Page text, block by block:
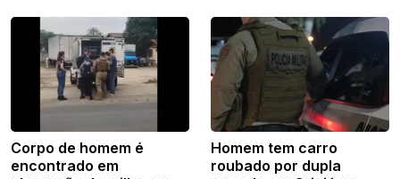
Corpo de homem é
encontrado em
Homem tem carro
roubado por dupla